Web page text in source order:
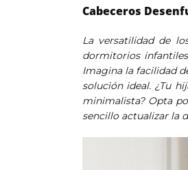
Cabeceros
La versatilidad de
dormitorios
Imagina la facilidad
solución ideal. ¿Tu
minimalista? Opta
sencillo actualizar la